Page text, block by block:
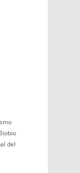
del